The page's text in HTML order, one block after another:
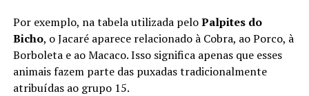
Por exemplo, na tabela utilizada peloPalpites do
Bicho, o Jacaré aparece relacionado à Cobra, ao Porco, à
Borboleta e ao Macaco. Isso significa apenas que esses
animais fazem parte das puxadas tradicionalmente
atribuídas ao grupo 15.